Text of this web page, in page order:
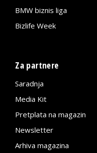
BMW biznis liga
Bizlife Week
Za partnere
Saradnja
Media Kit
Pretplata na magazin
Newsletter
Arhiva magazina